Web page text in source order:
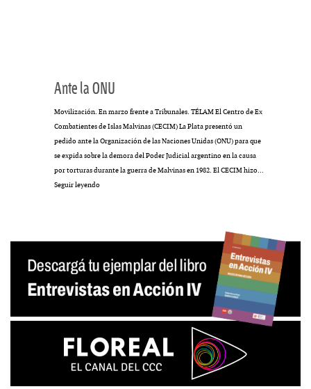
Ante la ONU
Movilización. En marzo frente a Tribunales. TÉLAM El Centro de Ex
Combatientes de Islas Malvinas (CECIM) La Plata presentó un
pedido ante la Organización de las Naciones Unidas (ONU) para que
se expida sobre la demora del Poder Judicial argentino en la causa
por torturas durante la guerra de Malvinas en 1982. El CECIM hizo…
Seguir leyendola